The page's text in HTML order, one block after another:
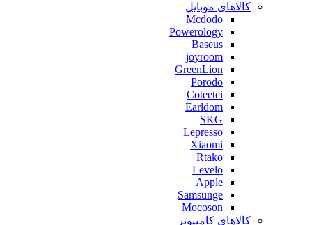
کالاهای موبایل
Mcdodo
Powerology
Baseus
joyroom
GreenLion
Porodo
Coteetci
Earldom
SKG
Lepresso
Xiaomi
Rtako
Levelo
Apple
Samsunge
Mocoson
کالاهای کامپیوتر